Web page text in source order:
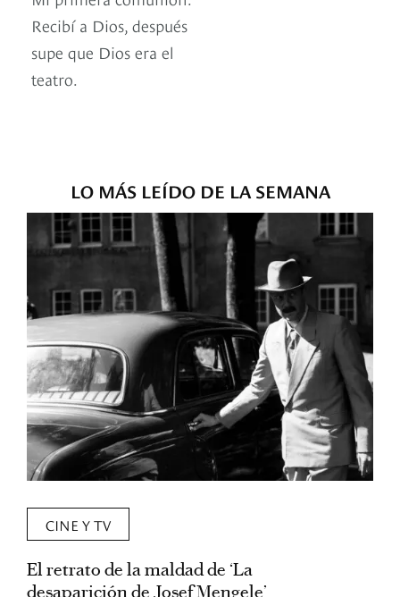
Recibí a Dios, después
supe que Dios era el
teatro.
LO MÁS LEÍDO DE LA SEMANA
CINE Y TV
El retrato de la maldad de ‘La
desaparición de Josef Mengele’